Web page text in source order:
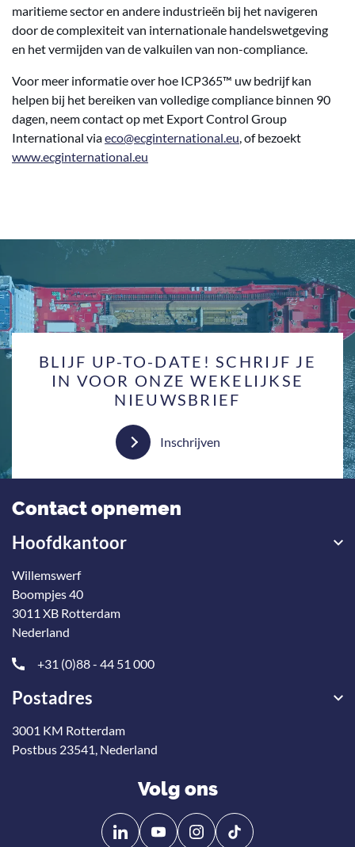
maritieme sector en andere industrieën bij het navigeren
door de complexiteit van internationale handelswetgeving
en het vermijden van de valkuilen van non-compliance.
Voor meer informatie over hoe ICP365™ uw bedrijf kan
helpen bij het bereiken van volledige compliance binnen 90
dagen, neem contact op met Export Control Group
International viaeco@ecginternational.eu, of bezoekt
www.ecginternational.eu
BLIJF UP-TO-DATE! SCHRIJF JE
IN VOOR ONZE WEKELIJKSE
NIEUWSBRIEF
Inschrijven
Contact opnemen
Hoofdkantoor
Willemswerf
Boompjes 40
3011 XB Rotterdam
Nederland
+31 (0)88 - 44 51 000
Postadres
3001 KM Rotterdam
Postbus 23541, Nederland
Volg ons
Volg
ons
Volg
ons